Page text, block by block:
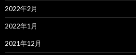
2022年2月
2022年1月
2021年12月